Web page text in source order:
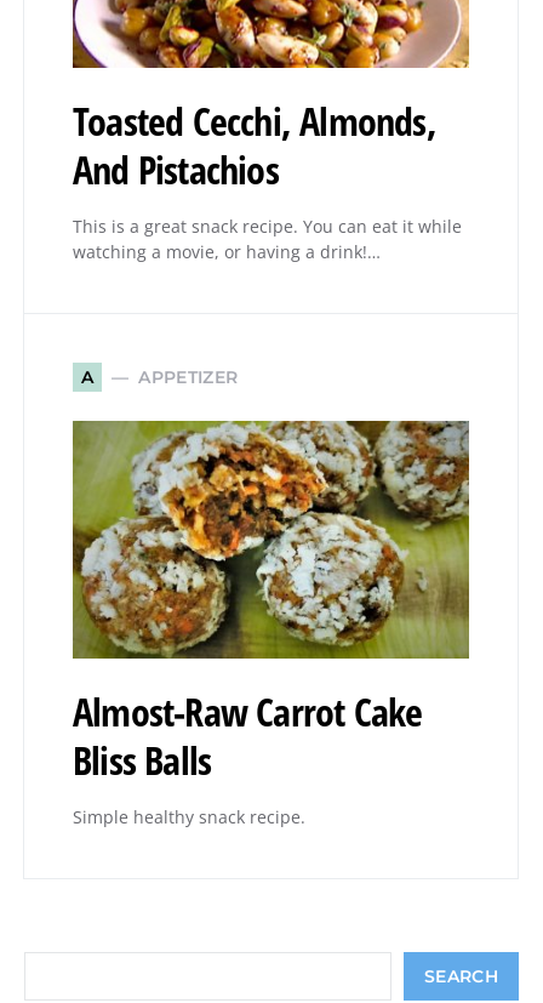
Toasted Cecchi, Almonds,
And Pistachios
This is a great snack recipe. You can eat it while
watching a movie, or having a drink!…
A APPETIZER
Almost-Raw Carrot Cake
Bliss Balls
Simple healthy snack recipe.
SEARCH